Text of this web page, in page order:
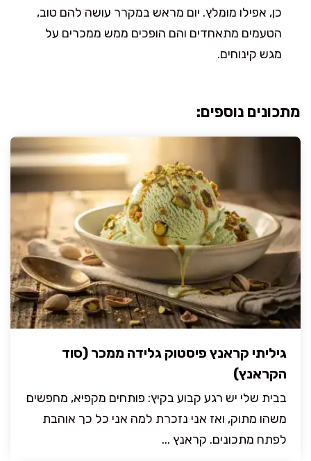
כן, אפילו מומלץ. יום מראש במקרר עושה להם טוב,
הטעמים מתאחדים והם הופכים ממש ממכרים על
מגש קינוחים.
מתכונים נוספים:
גיליתי קראנץ פיסטוק גלידה ממכר (סוד
הקראנץ)
בבית שלי יש רגע קבוע בקיץ: פותחים מקפיא, מחפשים
משהו מתוק, ואז אני נזכרת למה אני כל כך אוהבת
לפתח מתכונים. קראנץ ...